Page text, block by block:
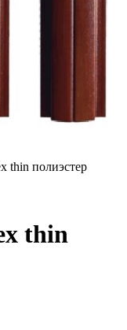
thin